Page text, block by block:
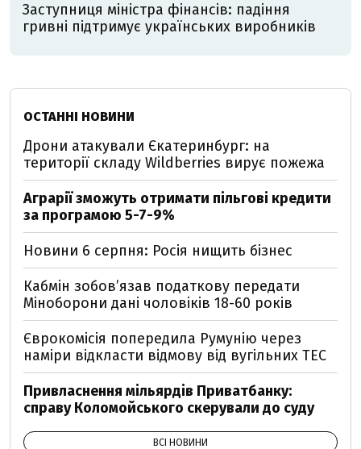
Заступниця міністра фінансів: падіння
гривні підтримує українських виробників
ОСТАННІ НОВИНИ
Дрони атакували Єкатеринбург: на
території складу Wildberries вирує пожежа
Аграрії зможуть отримати пільгові кредити
за програмою 5-7-9%
Новини 6 серпня: Росія нищить бізнес
Кабмін зобовʼязав податкову передати
Міноборони дані чоловіків 18-60 років
Єврокомісія попередила Румунію через
наміри відкласти відмову від вугільних ТЕС
Привласнення мільярдів Приватбанку:
справу Коломойського скерували до суду
ВСІ НОВИНИ